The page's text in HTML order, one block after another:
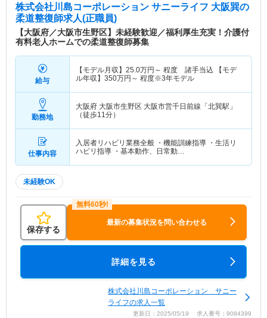
株式会社川島コーポレーション サニーライフ 大阪巽の
柔道整復師求人(正職員)
【大阪府／大阪市生野区】未経験歓迎／福利厚生充実！介護付
有料老人ホームでの柔道整復師募集
給与
【モデル月収】 25.0万円～ 程度 諸手当込 【モデ
ル年収】 350万円～ 程度※3年モデル
勤務地
大阪府 大阪市生野区 大阪市営千日前線「北巽駅」
（徒歩11分）
仕事内容
入居者リハビリ業務全般 ・機能訓練指導 ・生活リ
ハビリ指導 ・基本動作、日常動…
未経験OK
保存する
最新の募集状況を問い合わせる
詳細を見る
株式会社川島コーポレーション サニー
ライフの求人一覧
更新日：2025/05/19 求人番号：9084399